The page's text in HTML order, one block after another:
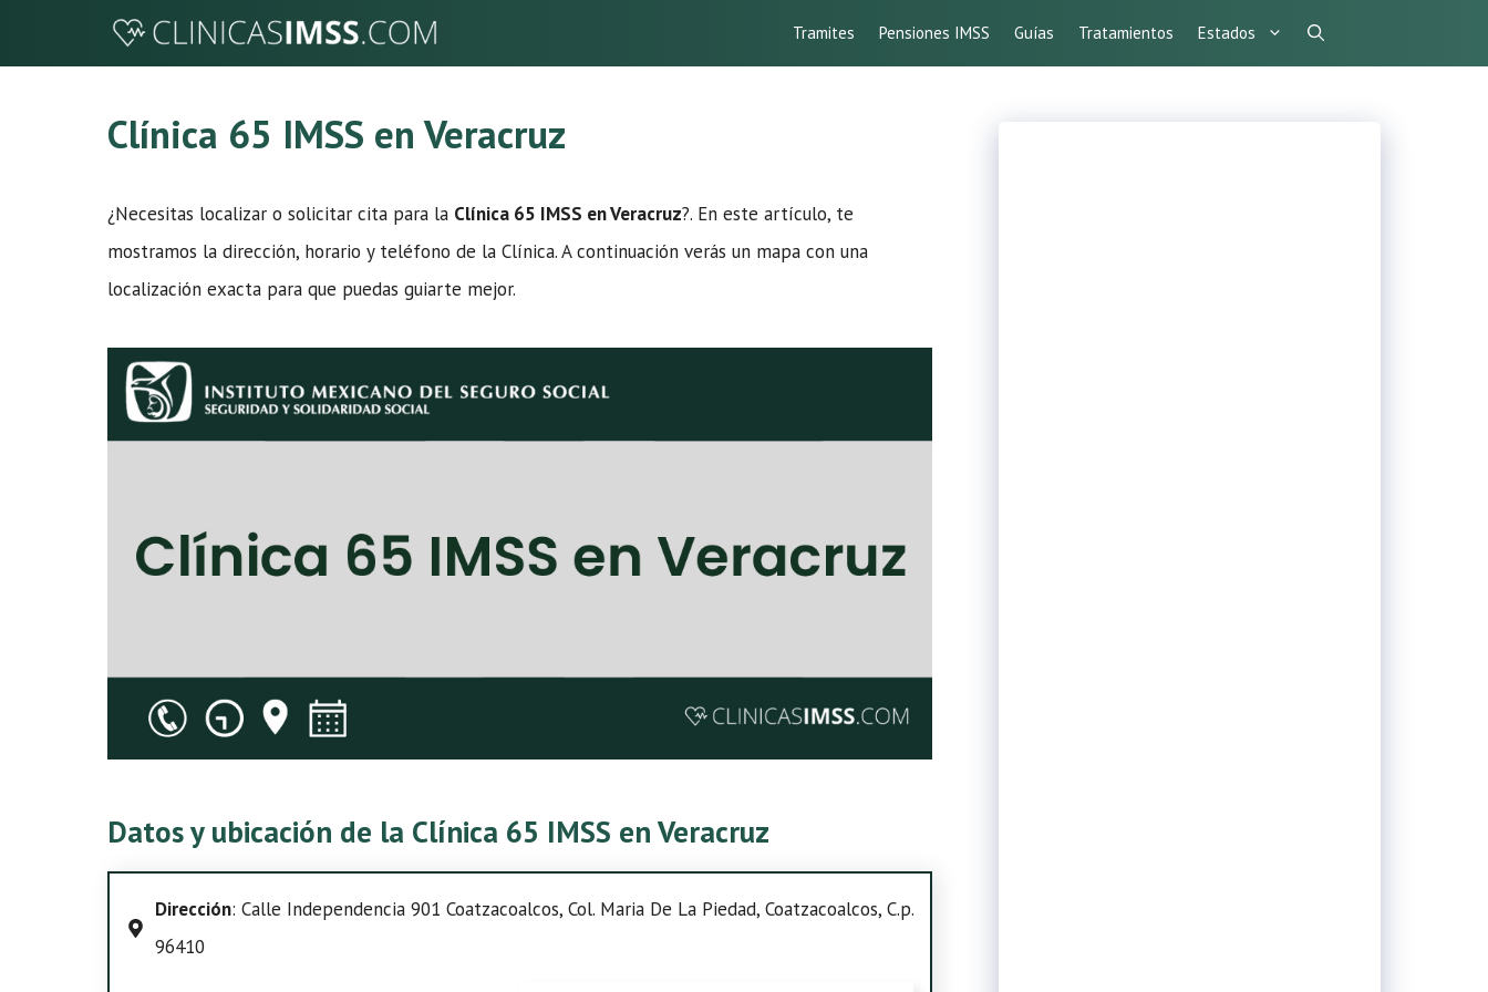
Tramites Pensiones IMSS Guías Tratamientos Estados
Clínica 65 IMSS en Veracruz
¿Necesitas localizar o solicitar cita para la Clínica 65 IMSS en Veracruz?. En este artículo, te
mostramos la dirección, horario y teléfono de la Clínica. A continuación verás un mapa con una
localización exacta para que puedas guiarte mejor.
Datos y ubicación de la Clínica 65 IMSS en Veracruz
Dirección: Calle Independencia 901 Coatzacoalcos, Col. Maria De La Piedad, Coatzacoalcos, C.p.
96410